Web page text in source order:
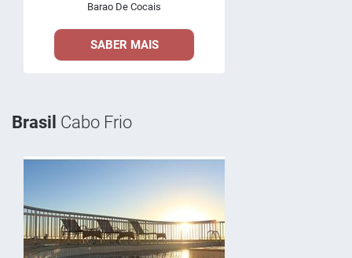
Barao De Cocais
SABER MAIS
Brasil Cabo Frio